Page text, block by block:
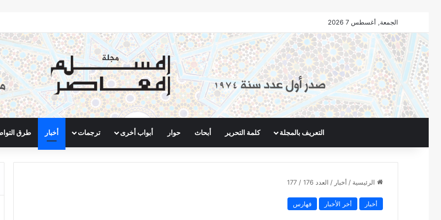
الجمعة, أغسطس 7 2026
التعريف بالمجلة كلمة التحرير أبحاث حوار أبواب أخرى ترجمات أخبار طرق
الرئيسية / أخبار / العدد 176 / 177
أخبار أخر الأخبار فهارس